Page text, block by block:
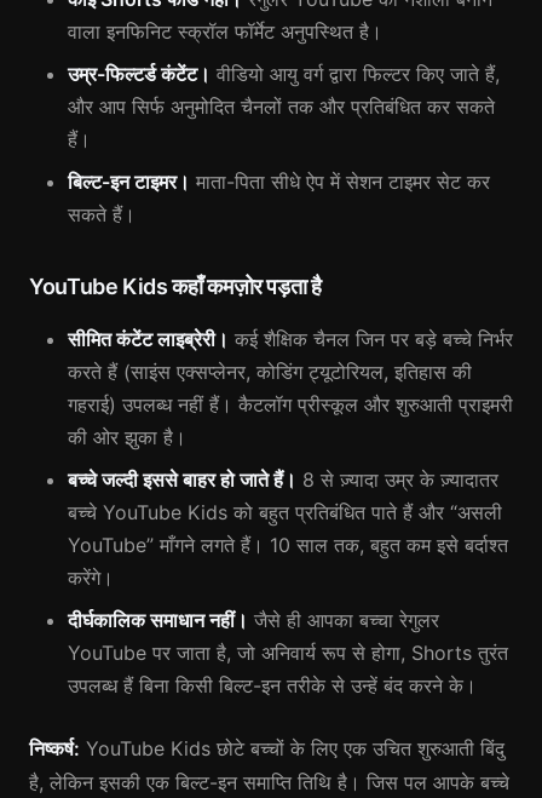
वाला इनफिनिट स्क्रॉल फॉर्मेट अनुपस्थित है।
उम्र-फिल्टर्ड कंटेंट। वीडियो आयु वर्ग द्वारा फिल्टर किए जाते हैं,
और आप सिर्फ अनुमोदित चैनलों तक और प्रतिबंधित कर सकते
हैं।
बिल्ट-इन टाइमर। माता-पिता सीधे ऐप में सेशन टाइमर सेट कर
सकते हैं।
YouTube Kids कहाँ कमज़ोर पड़ता है
सीमित कंटेंट लाइब्रेरी। कई शैक्षिक चैनल जिन पर बड़े बच्चे निर्भर
करते हैं (साइंस एक्सप्लेनर, कोडिंग ट्यूटोरियल, इतिहास की
गहराई) उपलब्ध नहीं हैं। कैटलॉग प्रीस्कूल और शुरुआती प्राइमरी
की ओर झुका है।
बच्चे जल्दी इससे बाहर हो जाते हैं। 8 से ज़्यादा उम्र के ज़्यादातर
बच्चे YouTube Kids को बहुत प्रतिबंधित पाते हैं और “असली
YouTube” माँगने लगते हैं। 10 साल तक, बहुत कम इसे बर्दाश्त
करेंगे।
दीर्घकालिक समाधान नहीं। जैसे ही आपका बच्चा रेगुलर
YouTube पर जाता है, जो अनिवार्य रूप से होगा, Shorts तुरंत
उपलब्ध हैं बिना किसी बिल्ट-इन तरीके से उन्हें बंद करने के।
निष्कर्ष: YouTube Kids छोटे बच्चों के लिए एक उचित शुरुआती बिंदु
है, लेकिन इसकी एक बिल्ट-इन समाप्ति तिथि है। जिस पल आपके बच्चे